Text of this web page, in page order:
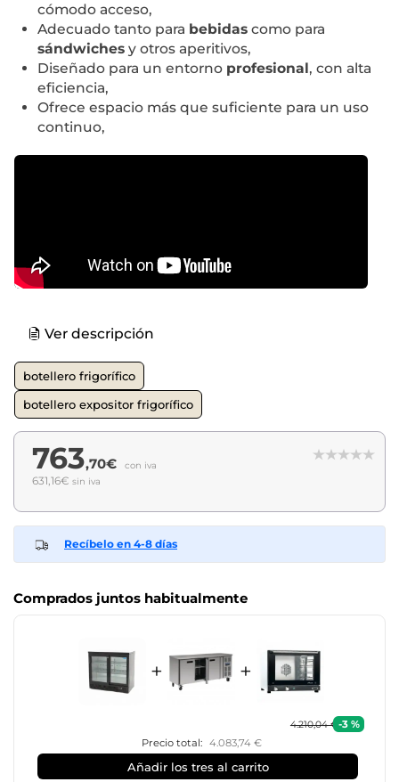
cómodo acceso,
Adecuado tanto para bebidas como para
sándwiches y otros aperitivos,
Diseñado para un entorno profesional, con alta
eficiencia,
Ofrece espacio más que suficiente para un uso
continuo,
Ver descripción
botellero frigorífico
botellero expositor frigorífico
763,70€ con iva
631,16€ sin iva
Recíbelo en 4-8 días
Comprados juntos habitualmente
+ +
4.210,04 € -3 %
Precio total: 4.083,74 €
Añadir los tres al carrito